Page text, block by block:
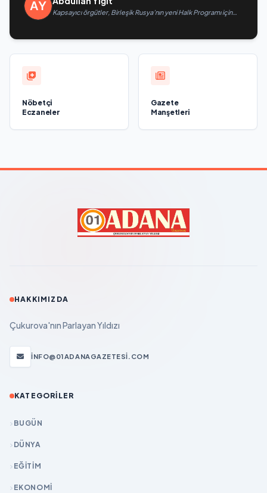
Kapsayıcı örgütler, Birleşik Rusya’nın yeni Halk Programı için
Nöbetçi
Eczaneler
Gazete
Manşetleri
HAKKIMIZDA
Çukurova'nın Parlayan Yıldızı
INFO@01ADANAGAZETESI.COM
KATEGORILER
BUGÜN
DÜNYA
EĞİTİM
EKONOMİ